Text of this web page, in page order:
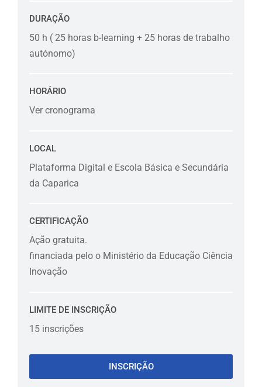
DURAÇÃO
50 h ( 25 horas b-learning + 25 horas de trabalho
autónomo)
HORÁRIO
Ver cronograma
LOCAL
Plataforma Digital e Escola Básica e Secundária
da Caparica
CERTIFICAÇÃO
Ação gratuita.
financiada pelo o Ministério da Educação Ciência
Inovação
LIMITE DE INSCRIÇÃO
15 inscrições
INSCRIÇÃO